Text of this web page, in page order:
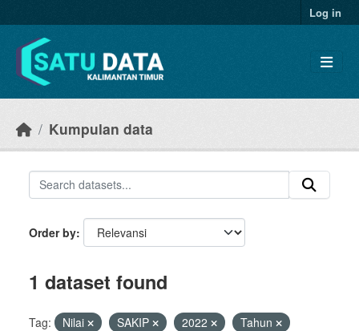
Log in
Kumpulan data
Order by
1 dataset found
Tag: Nilai SAKIP 2022
Tahun